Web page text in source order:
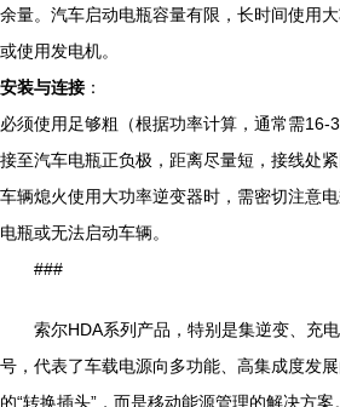
余量。汽车启动电瓶容量有限，长时间使用
或使用发电机。
安装与连接 ：
必须使用足够粗（根据功率计算，通常需16-
接至汽车电瓶正负极，距离尽量短，接线处紧
车辆熄火使用大功率逆变器时，需密切注意
电瓶或无法启动车辆。
###
索尔HDA系列产品，特别是集逆变、充
号，代表了车载电源向多功能、高集成度发
的“转换插头”，而是移动能源管理的解决方